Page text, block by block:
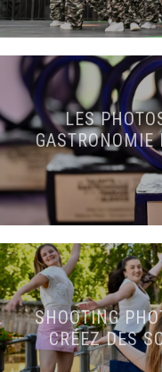
LES
GASTRONOMIE
SHOOTING
CRÉEZ DES